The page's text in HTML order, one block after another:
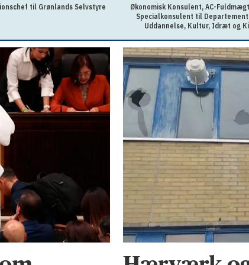
til Grønlands Selvstyre
Økonomisk Konsulent, AC-
Specialkonsulent til
Uddannelse, Kultur, Idræt og